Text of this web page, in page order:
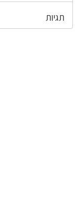
תגיות